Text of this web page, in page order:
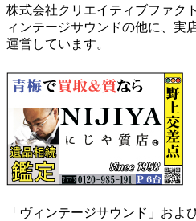
株式会社クリエイティブファク
ィンテージサウンドの他に、実
運営しています。
「ヴィンテージサウンド」およ